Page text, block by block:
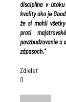
disciplína v
kvality ako je
že si mohli
proti
povzbudzovanie a
zápasoch.“
Zdielať
0